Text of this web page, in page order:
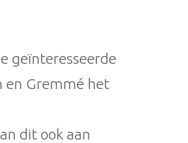
geïnteresseerde
en Gremmé het
dit ook aan